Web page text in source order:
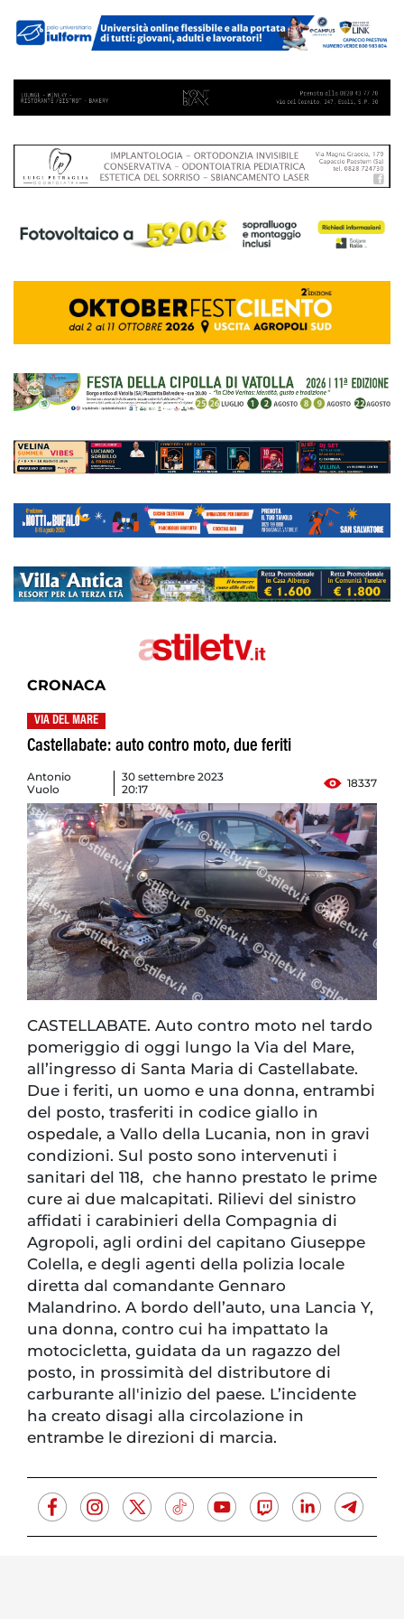
CRONACA
VIA DEL MARE
Castellabate: auto contro moto, due feriti
Antonio
Vuolo
30 settembre 2023
20:17
18337
CASTELLABATE. Auto contro moto nel tardo
pomeriggio di oggi lungo la Via del Mare,
all’ingresso di Santa Maria di Castellabate.
Due i feriti, un uomo e una donna, entrambi
del posto, trasferiti in codice giallo in
ospedale, a Vallo della Lucania, non in gravi
condizioni. Sul posto sono intervenuti i
sanitari del 118, che hanno prestato le prime
cure ai due malcapitati. Rilievi del sinistro
affidati i carabinieri della Compagnia di
Agropoli, agli ordini del capitano Giuseppe
Colella, e degli agenti della polizia locale
diretta dal comandante Gennaro
Malandrino. A bordo dell’auto, una Lancia Y,
una donna, contro cui ha impattato la
motocicletta, guidata da un ragazzo del
posto, in prossimità del distributore di
carburante all'inizio del paese. L’incidente
ha creato disagi alla circolazione in
entrambe le direzioni di marcia.